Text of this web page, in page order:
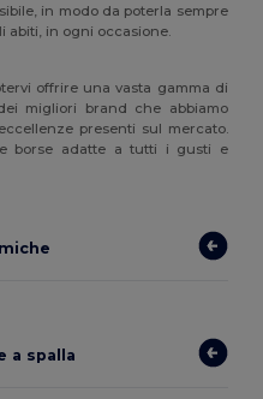
in modo da poterla sempre
abiti, in ogni occasione.
offrire una vasta gamma di
migliori brand che abbiamo
presenti sul mercato.
borse adatte a tutti i gusti e
a spalla